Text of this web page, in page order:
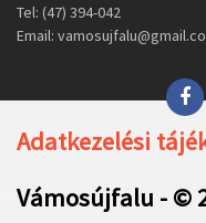
Tel: (47) 394-042
Email:
Adatkezelési
Vámosújfalu - ©